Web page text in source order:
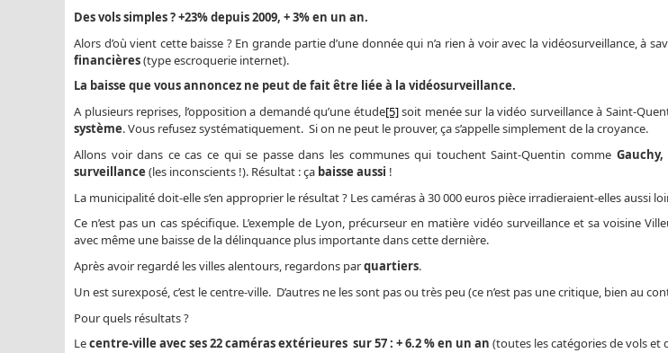
Des vols simples ? +23% depuis 2009, + 3% en un an.
Alors d’où vient cette baisse ? En grande partie d’une donnée qui n’a rien à voir avec la vidéosurveillance, à
financières(type escroquerie internet).
La baisse que vous annoncez ne peut de fait être liée à la vidéosurveillance.
A plusieurs reprises, l’opposition a demandé qu’une étude[5]soit menée sur la vidéo surveillance à Saint-
système. Vous refusez systématiquement. Si on ne peut le prouver, ça s’appelle simplement de la croyance.
Allons voir dans ce cas ce qui se passe dans les communes qui touchent Saint-Quentin comme
surveillance (les inconscients !). Résultat : ça baisse aussi !
La municipalité doit-elle s’en approprier le résultat ? Les caméras à 30 000 euros pièce irradieraient-elles aussi
Ce n’est pas un cas spécifique. L’exemple de Lyon, précurseur en matière vidéo surveillance et sa voisine
avec même une baisse de la délinquance plus importante dans cette dernière.
Après avoir regardé les villes alentours, regardons parquartiers.
Un est surexposé, c’est le centre-ville. D’autres ne les sont pas ou très peu (ce n’est pas une critique, bien au
Pour quels résultats ?
Lecentre-ville avec ses 22 caméras extérieures sur 57 : + 6.2 % en un an (toutes les catégories de vols